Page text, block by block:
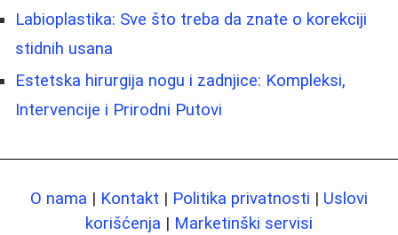
Labioplastika: Sve što treba da znate o korekciji
stidnih usana
Estetska hirurgija nogu i zadnjice: Kompleksi,
Intervencije i Prirodni Putovi
O nama | Kontakt | Politika privatnosti | Uslovi
korišćenja | Marketinški servisi